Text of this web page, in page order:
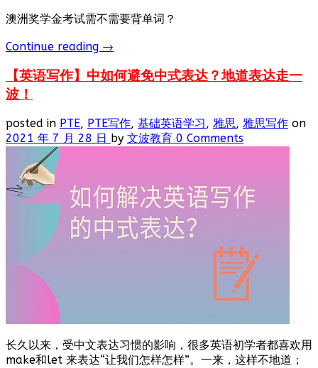
澳洲奖学金考试需不需要背单词？
Continue reading →
【英语写作】中如何避免中式表达？地道表达走一
波！
posted in PTE, PTE写作, 基础英语学习, 雅思, 雅思写作 on
2021 年 7 月 28 日
by 文波教育 0 Comments
长久以来，受中文表达习惯的影响，很多英语初学者都喜欢用
make和let 来表达“让我们怎样怎样”。一来，这样不地道；